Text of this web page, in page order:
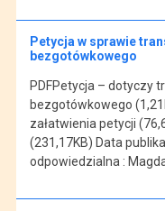
Petycja w sprawie
bezgotówkowego
PDFPetycja – dotyczy
bezgotówkowego
załatwienia petycji
(231,17KB) Data
odpowiedzialna :